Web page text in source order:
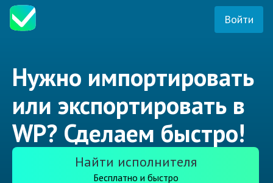
Войти
Нужно импортировать
или экспортировать в
WP? Сделаем быстро!
Найти исполнителя
Бесплатно и быстро